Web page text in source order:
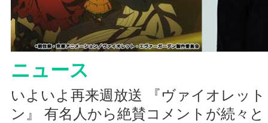
ニュース
いよいよ再来週放送 『ヴァイオレッ
ン』 有名人から絶賛コメントが続々